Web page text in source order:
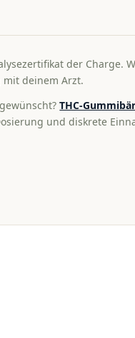
der Charge.
deinem Arzt.
THC-
und diskrete